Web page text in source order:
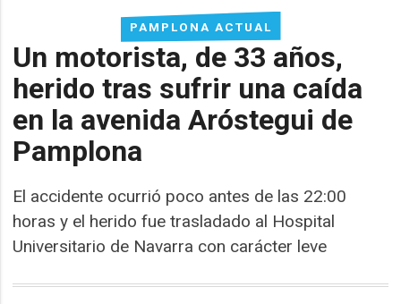
PAMPLONA ACTUAL
Un motorista, de 33 años,
herido tras sufrir una caída
en la avenida Aróstegui de
Pamplona
El accidente ocurrió poco antes de las 22:00
horas y el herido fue trasladado al Hospital
Universitario de Navarra con carácter leve